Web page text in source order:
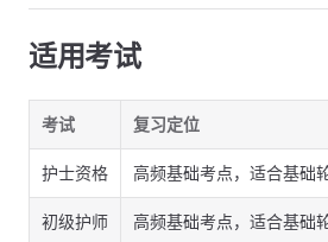
适用考试
考试 复习定位
护士资格 高频基础考点，适合基础
初级护师 高频基础考点，适合基础